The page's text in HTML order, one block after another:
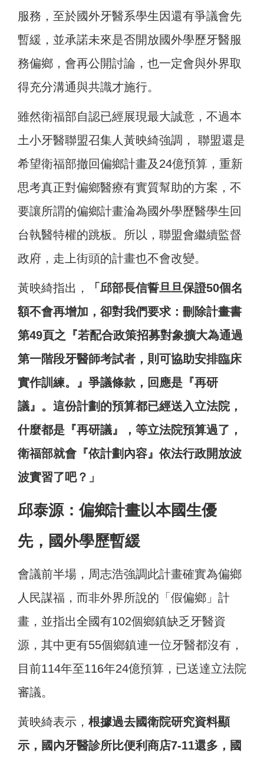
服務，至於國外牙醫系學生因還有爭議會先
暫緩，並承諾未來是否開放國外學歷牙醫服
務偏鄉，會再公開討論，也一定會與外界取
得充分溝通與共識才施行。
雖然衛福部自認已經展現最大誠意，不過本
土小牙醫聯盟召集人黃映綺強調， 聯盟還是
希望衛福部撤回偏鄉計畫及24億預算，重新
思考真正對偏鄉醫療有實質幫助的方案，不
要讓所謂的偏鄉計畫淪為國外學歷醫學生回
台執醫特權的跳板。所以，聯盟會繼續監督
政府，走上街頭的計畫也不會改變。
黃映綺指出，
「邱部長信誓旦旦保證50個名
額不會再增加，卻對我們要求：刪除計畫書
第49頁之『若配合政策招募對象擴大為通過
第一階段牙醫師考試者，則可協助安排臨床
實作訓練。』爭議條款，回應是『再研
議』。這份計劃的預算都已經送入立法院，
什麼都是『再研議』，等立法院預算過了，
衛福部就會『依計劃內容』依法行政開放波
波實習了吧？」
邱泰源：偏鄉計畫以本國生優
先，國外學歷暫緩
會議前半場，周志浩強調此計畫確實為偏鄉
人民謀福，而非外界所說的「假偏鄉」計
畫，並指出全國有102個鄉鎮缺乏牙醫資
源，其中更有55個鄉鎮連一位牙醫都沒有，
目前114年至116年24億預算，已送達立法院
審議。
黃映綺表示， 根據過去國衛院研究資料顯
示，國內牙醫診所比便利商店7-11還多，國